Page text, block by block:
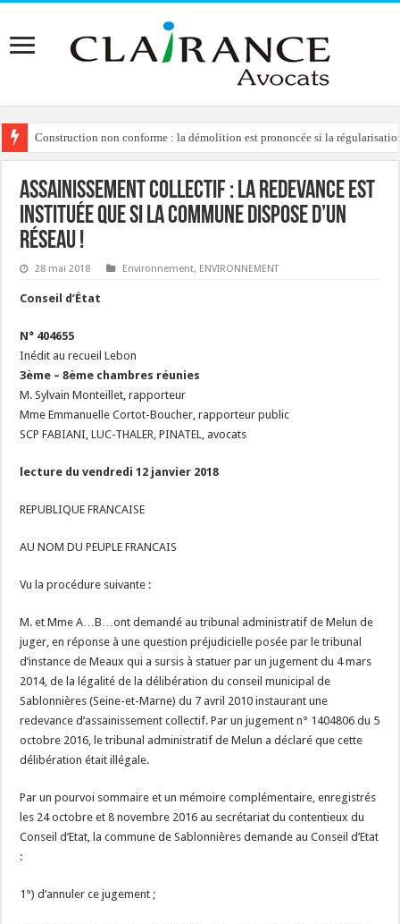
Construction non conforme : la démolition est prononcée si la
Assainissement collectif : la redevance est
instituée que si la commune dispose d’un
réseau !
28 mai 2018 Environnement, ENVIRONNEMENT
Conseil d’État
N° 404655
Inédit au recueil Lebon
3ème – 8ème chambres réunies
M. Sylvain Monteillet, rapporteur
Mme Emmanuelle Cortot-Boucher, rapporteur public
SCP FABIANI, LUC-THALER, PINATEL, avocats
lecture du vendredi 12 janvier 2018
REPUBLIQUE FRANCAISE
AU NOM DU PEUPLE FRANCAIS
Vu la procédure suivante :
M. et Mme A…B…ont demandé au tribunal administratif de Melun de
juger, en réponse à une question préjudicielle posée par le tribunal
d’instance de Meaux qui a sursis à statuer par un jugement du 4 mars
2014, de la légalité de la délibération du conseil municipal de
Sablonnières (Seine-et-Marne) du 7 avril 2010 instaurant une
redevance d’assainissement collectif. Par un jugement n° 1404806 du 5
octobre 2016, le tribunal administratif de Melun a déclaré que cette
délibération était illégale.
Par un pourvoi sommaire et un mémoire complémentaire, enregistrés
les 24 octobre et 8 novembre 2016 au secrétariat du contentieux du
Conseil d’Etat, la commune de Sablonnières demande au Conseil d’Etat
:
1°) d’annuler ce jugement ;